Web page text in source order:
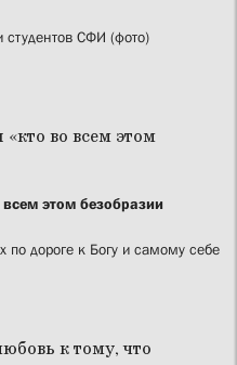
студентов СФИ (фото)
этом безобразии
по дороге к Богу и самому себе